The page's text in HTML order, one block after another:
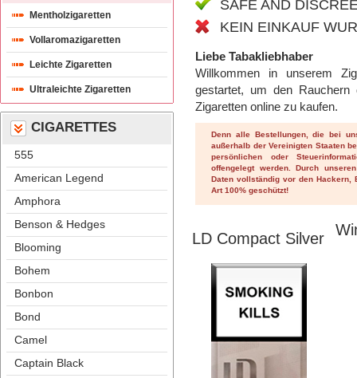
Mentholzigaretten
Vollaromazigaretten
Leichte Zigaretten
Ultraleichte Zigaretten
CIGARETTES
555
American Legend
Amphora
Benson & Hedge
Blooming
Bohem
Bonbon
Bond
Camel
Captain Black
SAFE AND
KEIN EINKAUF
Liebe Tabakliebhaber
Willkommen in unserem
gestartet, um den Rauchern
Zigaretten online zu kaufen.
Denn alle Bestellungen, die bei
außerhalb der Vereinigten Staaten
persönlichen oder
offengelegt werden. Durch
Daten vollständig vor den Hackern,
Art 100% geschützt!
LD Compact Silver